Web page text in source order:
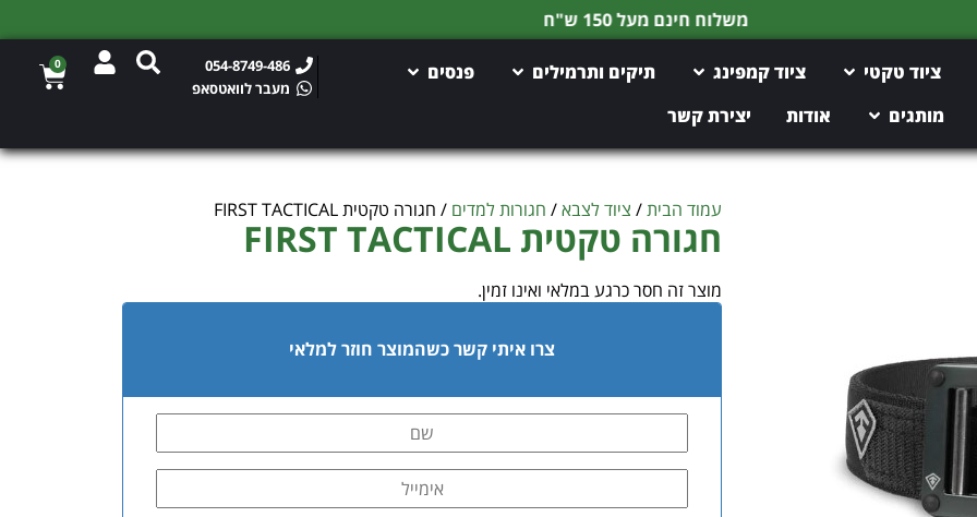
משלוח חינם מעל 150 ש"ח
ציוד טקטי ציוד קמפינג תיקים ותרמילים
פנסים
מותגים
אודות יצירת קשר
054-8749-486
מעבר לוואטסאפ
0
עמוד הבית/ ציוד לצבא/ חגורות למדים / חגורה טקטית FIRST TACTICAL
חגורה טקטית FIRST TACTICAL
מוצר זה חסר כרגע במלאי ואינו זמין.
צרו איתי קשר כשהמוצר חוזר למלאי